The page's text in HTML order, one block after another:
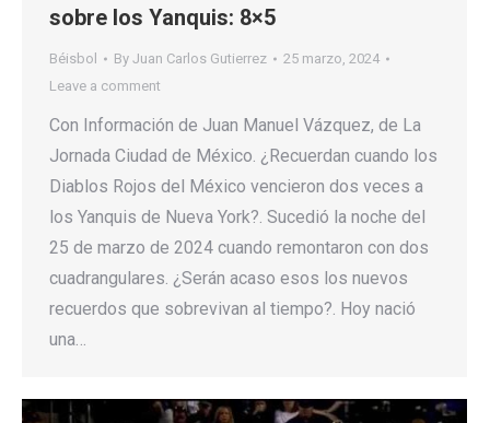
sobre los Yanquis: 8×5
Béisbol By Juan Carlos Gutierrez
25 marzo, 2024
Leave a comment
Con Información de Juan Manuel Vázquez, de La
Jornada Ciudad de México. ¿Recuerdan cuando los
Diablos Rojos del México vencieron dos veces a
los Yanquis de Nueva York?. Sucedió la noche del
25 de marzo de 2024 cuando remontaron con dos
cuadrangulares. ¿Serán acaso esos los nuevos
recuerdos que sobrevivan al tiempo?. Hoy nació
una…